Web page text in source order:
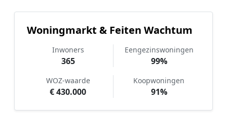
Woningmarkt & Feiten Wachtum
Inwoners
365
Eengezinswoningen
99%
WOZ-waarde
€ 430.000
Koopwoningen
91%